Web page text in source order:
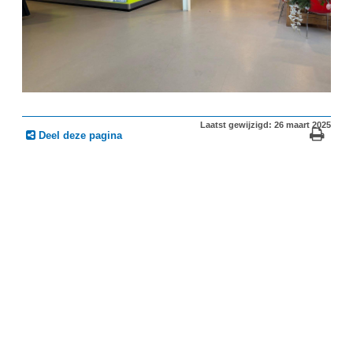
Deel deze pagina
Laatst gewijzigd: 26 maart 2025